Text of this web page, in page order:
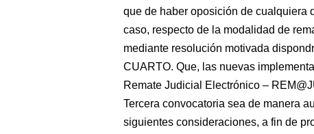
que de haber oposición de cualquiera
caso, respecto de la modalidad de
mediante resolución motivada
CUARTO. Que, las nuevas
Remate Judicial Electrónico –
Tercera convocatoria sea de manera
siguientes consideraciones, a fin de